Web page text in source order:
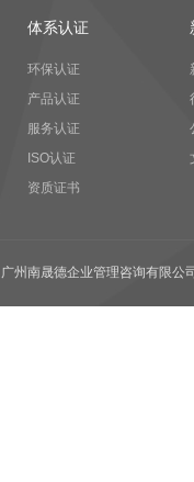
体系认证
环保认证
产品认证
服务认证
ISO认证
资质证书
州南晟德企业管理咨询有限公